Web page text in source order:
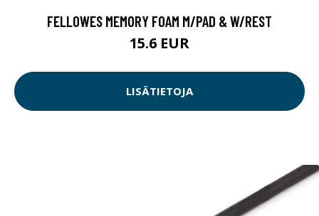
FELLOWES MEMORY FOAM M/PAD & W/REST
15.6 EUR
LISÄTIETOJA